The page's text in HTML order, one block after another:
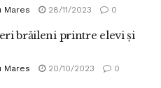
Mares 28/11/2023 0
brăileni printre elevi și
Mares 20/10/2023 0